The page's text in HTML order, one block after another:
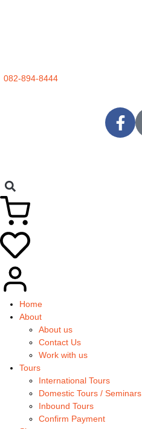
082-894-8444
Home
About
About us
Contact Us
Work with us
Tours
International Tours
Domestic Tours / Seminars
Inbound Tours
Confirm Payment